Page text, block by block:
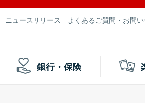
ニュースリリース よくあるご質問・お問
銀行・保険